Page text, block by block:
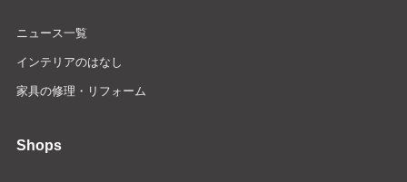
ニュース一覧
インテリアのはなし
家具の修理・リフォーム
Shops